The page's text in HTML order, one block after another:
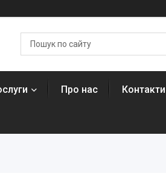
Про нас Контакти